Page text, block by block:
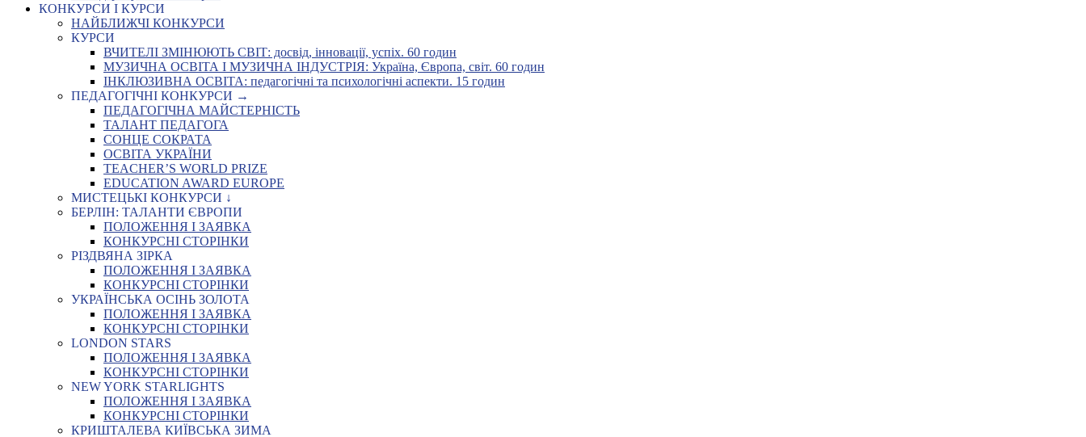
КОНКУРСИ І КУРСИ
НАЙБЛИЖЧІ КОНКУРСИ
КУРСИ
ВЧИТЕЛІ ЗМІНЮЮТЬ СВІТ: досвід, інновації, успіх. 60 годин
МУЗИЧНА ОСВІТА І МУЗИЧНА ІНДУСТРІЯ: Україна, Європа, світ. 60 годин
ІНКЛЮЗИВНА ОСВІТА: педагогічні та психологічні аспекти. 15 годин
ПЕДАГОГІЧНІ КОНКУРСИ →
ПЕДАГОГІЧНА МАЙСТЕРНІСТЬ
ТАЛАНТ ПЕДАГОГА
СОНЦЕ СОКРАТА
ОСВІТА УКРАЇНИ
TEACHER’S WORLD PRIZE
EDUCATION AWARD EUROPE
МИСТЕЦЬКІ КОНКУРСИ ↓
БЕРЛІН: ТАЛАНТИ ЄВРОПИ
ПОЛОЖЕННЯ І ЗАЯВКА
КОНКУРСНІ СТОРІНКИ
РІЗДВЯНА ЗІРКА
ПОЛОЖЕННЯ І ЗАЯВКА
КОНКУРСНІ СТОРІНКИ
УКРАЇНСЬКА ОСІНЬ ЗОЛОТА
ПОЛОЖЕННЯ І ЗАЯВКА
КОНКУРСНІ СТОРІНКИ
LONDON STARS
ПОЛОЖЕННЯ І ЗАЯВКА
КОНКУРСНІ СТОРІНКИ
NEW YORK STARLIGHTS
ПОЛОЖЕННЯ І ЗАЯВКА
КОНКУРСНІ СТОРІНКИ
КРИШТАЛЕВА КИЇВСЬКА ЗИМА